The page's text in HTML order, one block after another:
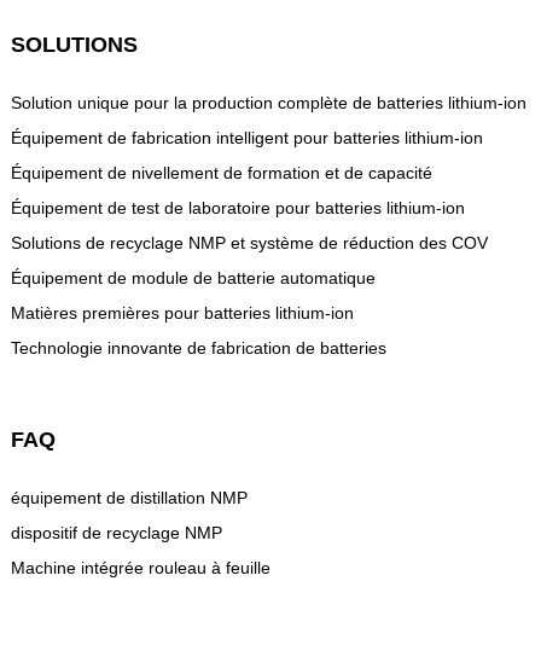
SOLUTIONS
Solution unique pour la production complète de batteries lithium-ion
Équipement de fabrication intelligent pour batteries lithium-ion
Équipement de nivellement de formation et de capacité
Équipement de test de laboratoire pour batteries lithium-ion
Solutions de recyclage NMP et système de réduction des COV
Équipement de module de batterie automatique
Matières premières pour batteries lithium-ion
Technologie innovante de fabrication de batteries
FAQ
équipement de distillation NMP
dispositif de recyclage NMP
Machine intégrée rouleau à feuille